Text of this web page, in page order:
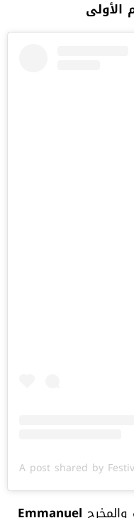
الأولى
A post shared by
والمخرج Emmanuel